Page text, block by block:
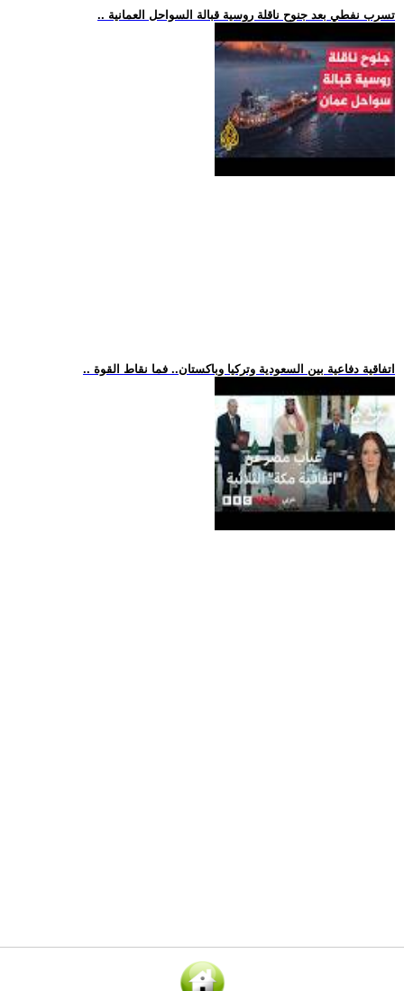
.. تسرب نفطي بعد جنوح ناقلة روسية قبالة السواحل العمانية
.. اتفاقية دفاعية بين السعودية وتركيا وباكستان.. فما نقاط القوة